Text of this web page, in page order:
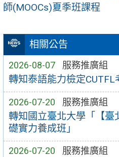
相關公告
2026-08-07 服務推廣組
轉知泰語能力檢定CUTFL
2026-07-20 服務推廣組
轉知國立臺北大學「【臺
礎實力養成班」
2026-07-20 服務推廣組
師(MOOCs)夏季班課程